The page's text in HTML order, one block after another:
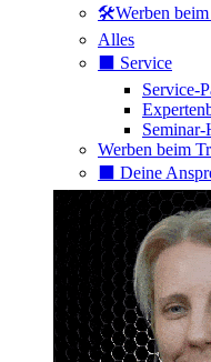
🛠️Werben beim
Alles
⬛️ Service
Service-
Werben beim
⬛️ Deine